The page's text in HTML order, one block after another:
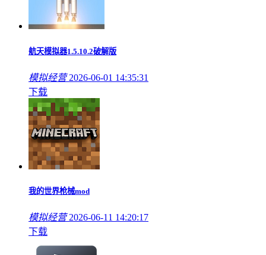
航天模拟器1.5.10.2破解版
模拟经营 2026-06-01 14:35:31
下载
我的世界枪械mod
模拟经营 2026-06-11 14:20:17
下载